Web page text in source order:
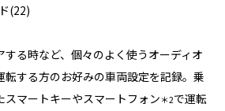
(22)
する時など、個々のよく使うオーディオ
転する方のお好みの車両設定を記録。乗
マートキーやスマートフォン＊2で運転